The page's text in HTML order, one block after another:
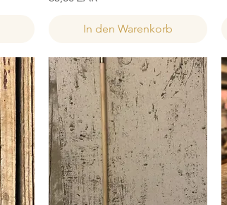
In den Warenkorb